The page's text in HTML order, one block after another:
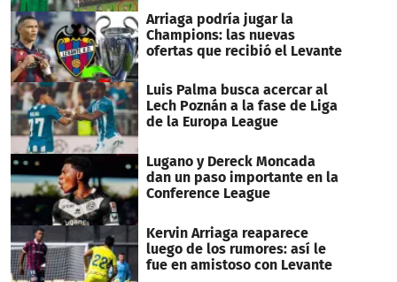
Arriaga podría jugar la
Champions: las nuevas
ofertas que recibió el Levante
Luis Palma busca acercar al
Lech Poznán a la fase de Liga
de la Europa League
Lugano y Dereck Moncada
dan un paso importante en la
Conference League
Kervin Arriaga reaparece
luego de los rumores: así le
fue en amistoso con Levante